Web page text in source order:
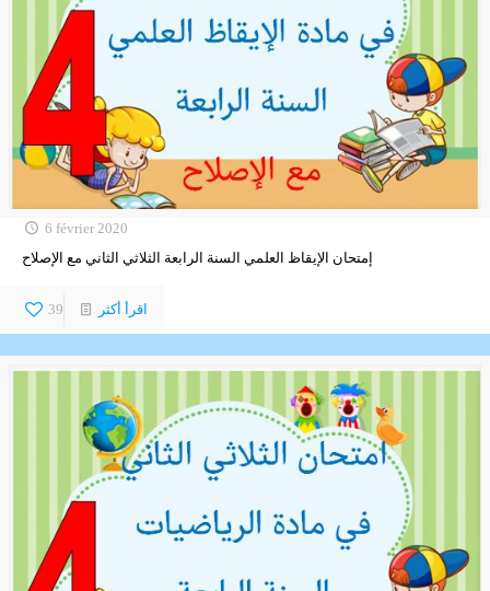
6 février 2020
إمتحان الإيقاظ العلمي السنة الرابعة الثلاثي الثاني مع الإصلاح
39 اقرأ أكثر